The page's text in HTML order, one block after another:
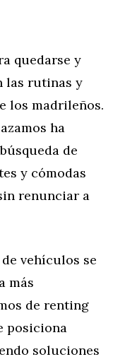
quedarse y
las rutinas y
los madrileños.
ha
de
y cómodas
renunciar a
vehículos se
más
de renting
posiciona
soluciones